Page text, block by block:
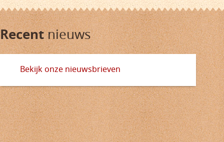
Recentnieuws
Bekijk onze nieuwsbrieven